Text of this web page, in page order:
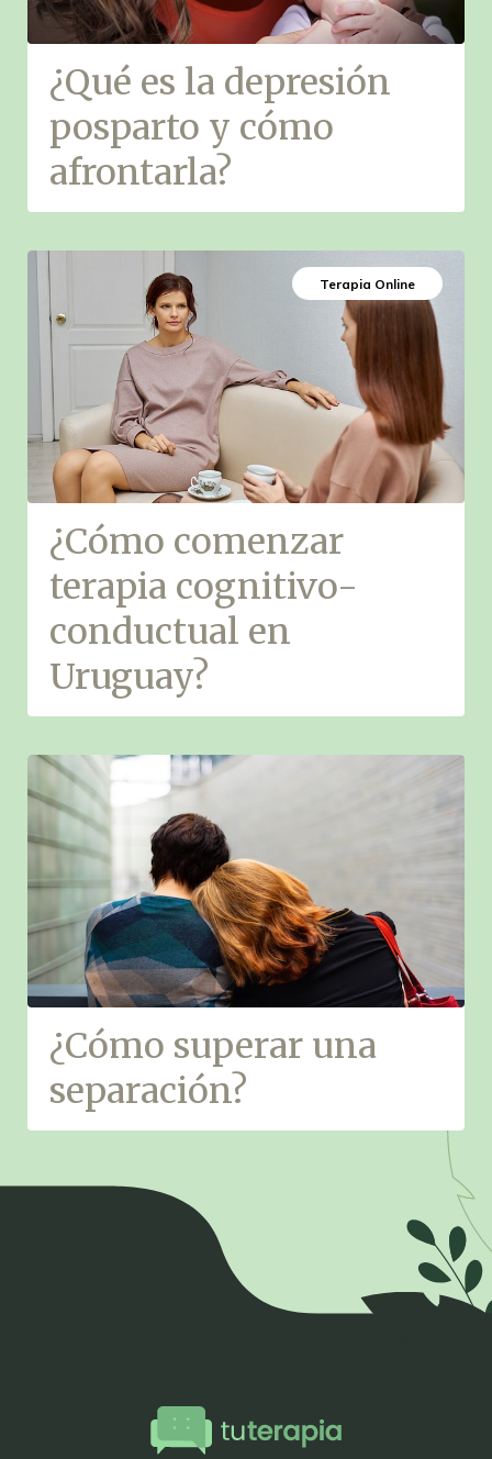
¿Qué es la depresión
posparto y cómo
afrontarla?
Terapia Online
¿Cómo comenzar
terapia cognitivo-
conductual en
Uruguay?
¿Cómo superar una
separación?